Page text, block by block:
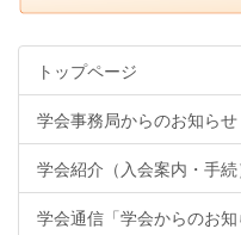
トップページ
学会事務局からのお知らせ
学会紹介（入会案内・手続
学会通信「学会からのお知